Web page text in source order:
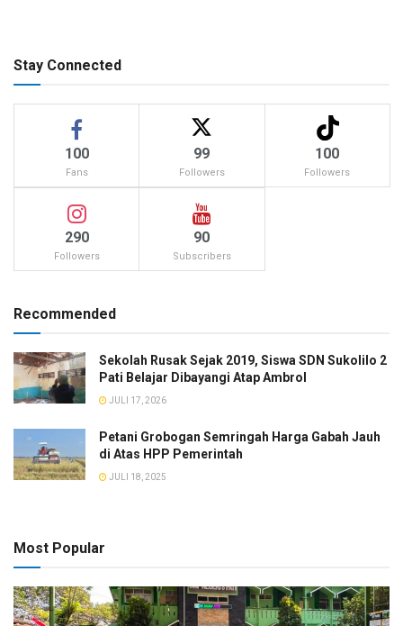
Stay Connected
100
Fans
99
Followers
100
Followers
290
Followers
90
Subscribers
Recommended
Sekolah Rusak Sejak 2019, Siswa SDN Sukolilo 2
Pati Belajar Dibayangi Atap Ambrol
JULI 17, 2026
Petani Grobogan Semringah Harga Gabah Jauh
di Atas HPP Pemerintah
JULI 18, 2025
Most Popular